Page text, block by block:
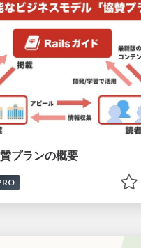
プランの概要